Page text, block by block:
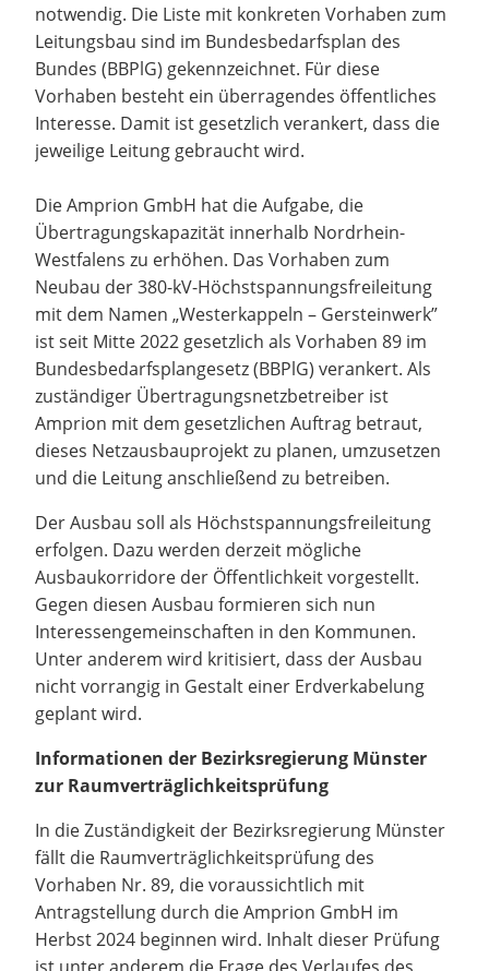
notwendig. Die Liste mit konkreten Vorhaben zum
Leitungsbau sind im Bundesbedarfsplan des
Bundes (BBPlG) gekennzeichnet. Für diese
Vorhaben besteht ein überragendes öffentliches
Interesse. Damit ist gesetzlich verankert, dass die
jeweilige Leitung gebraucht wird.
Die Amprion GmbH hat die Aufgabe, die
Übertragungskapazität innerhalb Nordrhein-
Westfalens zu erhöhen. Das Vorhaben zum
Neubau der 380-kV-Höchstspannungsfreileitung
mit dem Namen „Westerkappeln – Gersteinwerk”
ist seit Mitte 2022 gesetzlich als Vorhaben 89 im
Bundesbedarfsplangesetz (BBPlG) verankert. Als
zuständiger Übertragungsnetzbetreiber ist
Amprion mit dem gesetzlichen Auftrag betraut,
dieses Netzausbauprojekt zu planen, umzusetzen
und die Leitung anschließend zu betreiben.
Der Ausbau soll als Höchstspannungsfreileitung
erfolgen. Dazu werden derzeit mögliche
Ausbaukorridore der Öffentlichkeit vorgestellt.
Gegen diesen Ausbau formieren sich nun
Interessengemeinschaften in den Kommunen.
Unter anderem wird kritisiert, dass der Ausbau
nicht vorrangig in Gestalt einer Erdverkabelung
geplant wird.
Informationen der Bezirksregierung Münster
zur Raumverträglichkeitsprüfung
In die Zuständigkeit der Bezirksregierung Münster
fällt die Raumverträglichkeitsprüfung des
Vorhaben Nr. 89, die voraussichtlich mit
Antragstellung durch die Amprion GmbH im
Herbst 2024 beginnen wird. Inhalt dieser Prüfung
ist unter anderem die Frage des Verlaufes des